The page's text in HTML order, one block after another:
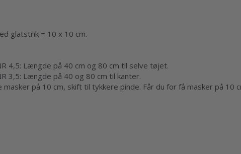
glatstrik = 10 x 10 cm.
4,5: Længde på 40 cm og 80 cm til selve tøjet.
3,5: Længde på 40 og 80 cm til kanter.
masker på 10 cm, skift til tykkere pinde. Får du for få masker på 10